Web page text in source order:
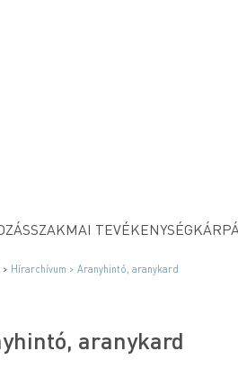
SZAKMAI TEVÉKENYSÉG
Hírarchívum > Aranyhintó, aranykard
aranykard